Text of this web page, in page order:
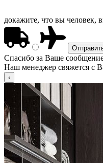
докажите, что вы человек,
Спасибо за Ваше
Наш менеджер свяжется с